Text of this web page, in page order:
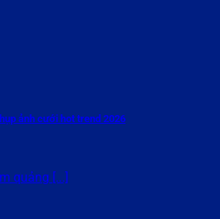
ảnh cưới hot trend 2026
quảng [...]